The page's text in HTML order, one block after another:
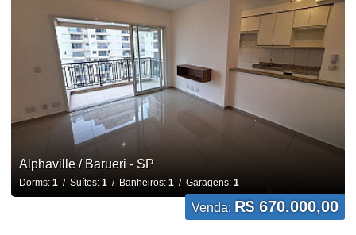
Alphaville / Barueri - SP
Dorms: 1/ Suítes: 1/ Banheiros: 1/ Garagens: 1
Venda: R$ 670.000,00